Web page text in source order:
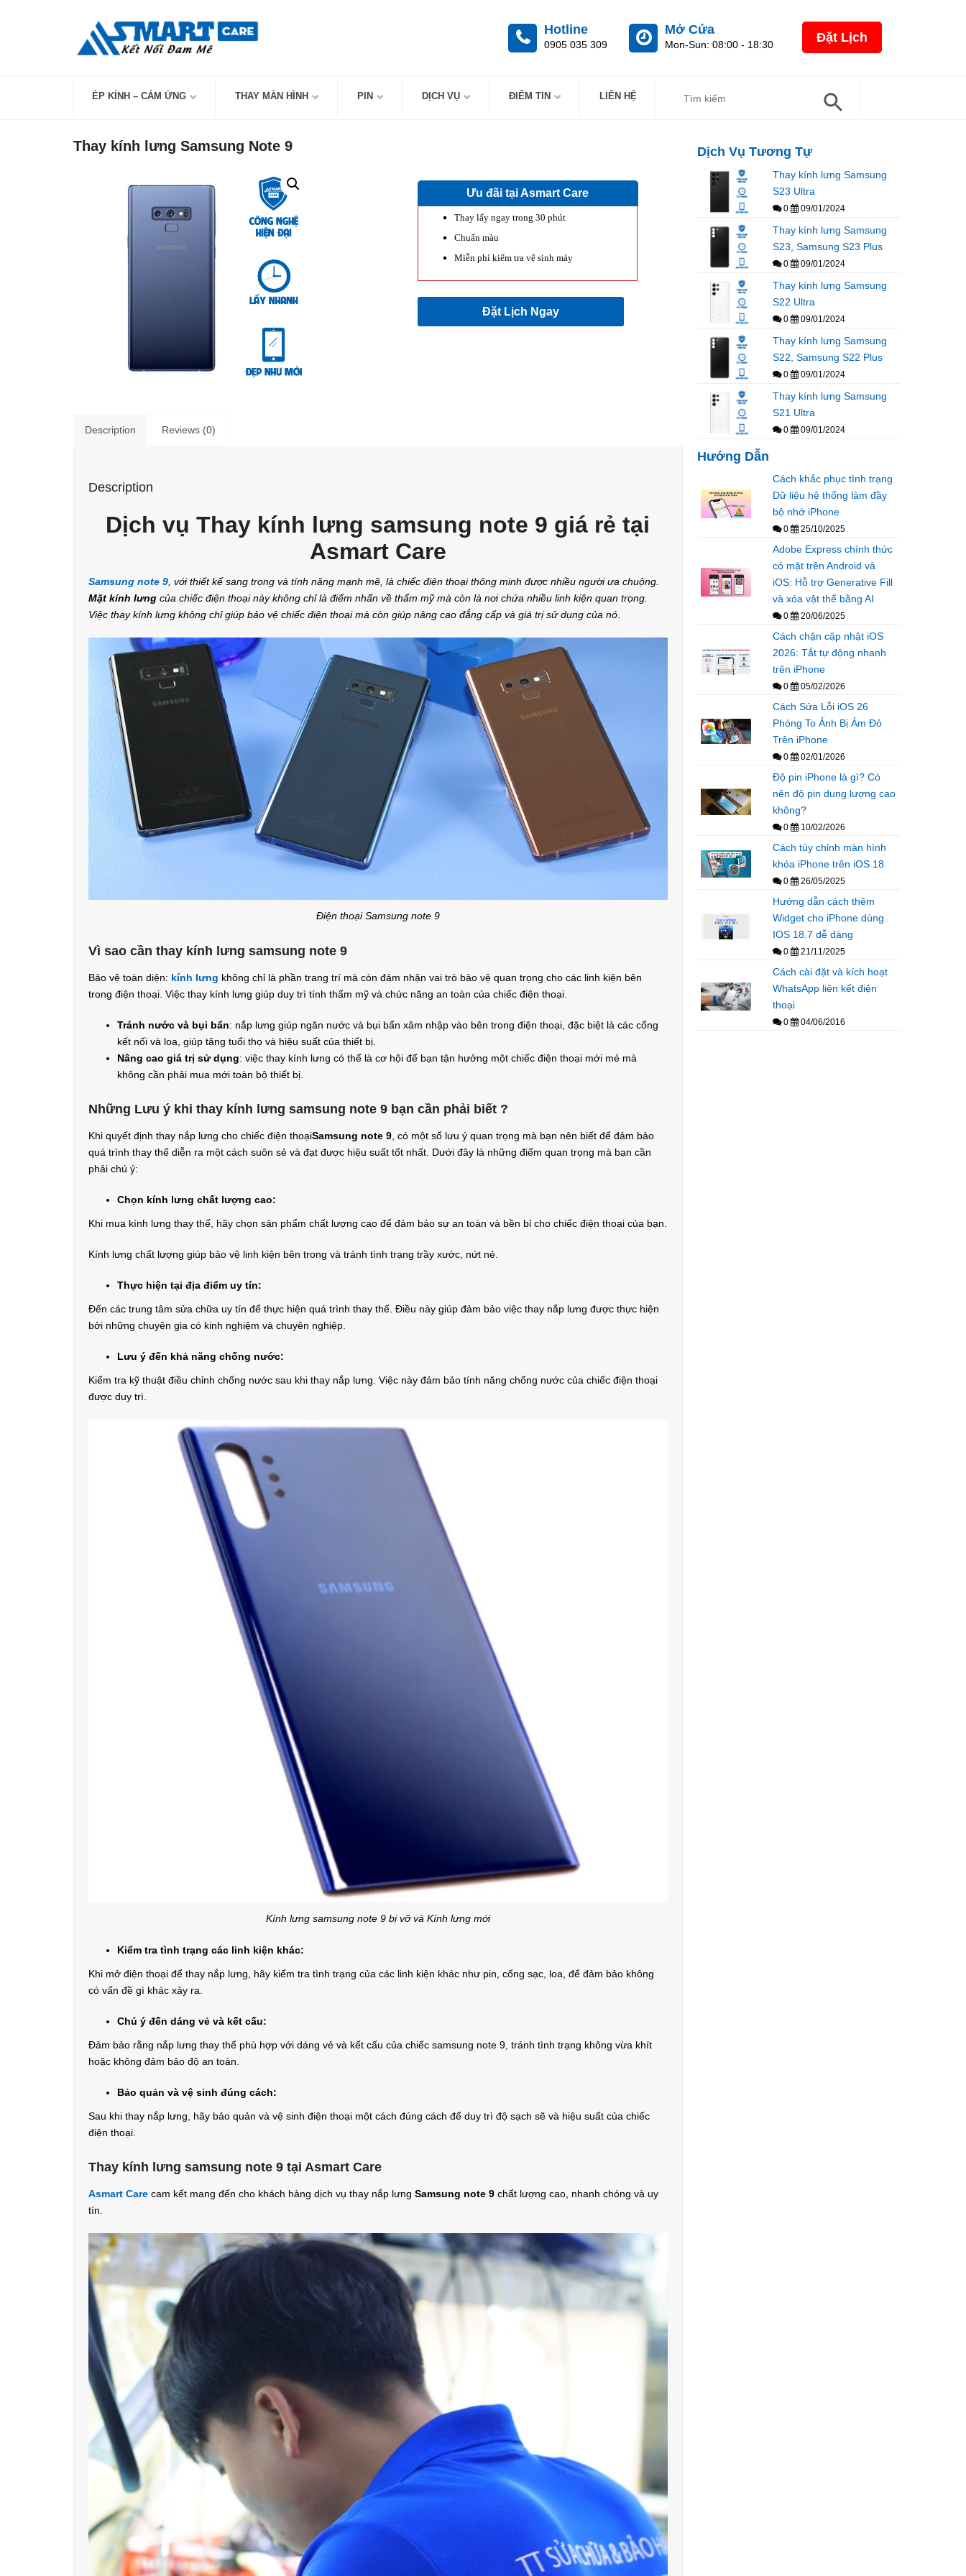
Đặt Lịch
Mở Cửa
Mon-Sun: 08:00 - 18:30
Hotline
0905 035 309
ÉP KÍNH – CẢM ỨNG THAY MÀN HÌNH PIN DỊCH VỤ ĐIỂM TIN LIÊN HỆ
For:
Thay kính lưng Samsung Note 9
Ưu đãi tại Asmart Care
Thay lấy ngay trong 30 phút
Chuẩn màu
Miễn phí kiểm tra vệ sinh máy
Đặt Lịch Ngay
Description Reviews (0)
Description
Dịch vụ Thay kính lưng samsung note 9 giá rẻ tại
Asmart Care
Samsung note 9 , với thiết kế sang trọng và tính năng mạnh mẽ, là chiếc điện thoại thông minh được nhiều người ưa chuộng.
Mặt kính lưng của chiếc điện thoại này không chỉ là điểm nhấn về thẩm mỹ mà còn là nơi chứa nhiều linh kiện quan trọng.
Việc thay kính lưng không chỉ giúp bảo vệ chiếc điện thoại mà còn giúp nâng cao đẳng cấp và giá trị sử dụng của nó
Điện thoại Samsung note 9
Vì sao cần thay kính lưng samsung note 9
Bảo vệ toàn diện: kính lưng không chỉ là phần trang trí mà còn đảm nhận vai trò bảo vệ quan trọng cho các linh kiện bên
trong điện thoại. Việc thay kính lưng giúp duy trì tính thẩm mỹ và chức năng an toàn của chiếc điện thoại.
Tránh nước và bụi bẩn: nắp lưng giúp ngăn nước và bụi bẩn xâm nhập vào bên trong điện thoại, đặc biệt là các cổng
kết nối và loa, giúp tăng tuổi thọ và hiệu suất của thiết bị.
Nâng cao giá trị sử dụng: việc thay kính lưng có thể là cơ hội để bạn tận hưởng một chiếc điện thoại mới mẻ mà
không cần phải mua mới toàn bộ thiết bị.
Những Lưu ý khi thay kính lưng samsung note 9 bạn cần phải biết ?
Khi quyết định thay nắp lưng cho chiếc điện thoạiSamsung note 9, có một số lưu ý quan trọng mà bạn nên biết để đảm bảo
quá trình thay thế diễn ra một cách suôn sẻ và đạt được hiệu suất tốt nhất. Dưới đây là những điểm quan trọng mà bạn cần
phải chú ý:
Chọn kính lưng chất lượng cao:
Khi mua kính lưng thay thế, hãy chọn sản phẩm chất lượng cao để đảm bảo sự an toàn và bền bỉ cho chiếc điện thoại của bạn.
Kính lưng chất lượng giúp bảo vệ linh kiện bên trong và tránh tình trạng trầy xước, nứt nẻ.
Thực hiện tại địa điểm uy tín:
Đến các trung tâm sửa chữa uy tín để thực hiện quá trình thay thế. Điều này giúp đảm bảo việc thay nắp lưng được thực hiện
bởi những chuyên gia có kinh nghiệm và chuyên nghiệp.
Lưu ý đến khả năng chống nước:
Kiểm tra kỹ thuật điều chỉnh chống nước sau khi thay nắp lưng. Việc này đảm bảo tính năng chống nước của chiếc điện thoại
được duy trì.
Kính lưng samsung note 9 bị vỡ và Kính lưng mới
Kiểm tra tình trạng các linh kiện khác:
Khi mở điện thoại để thay nắp lưng, hãy kiểm tra tình trạng của các linh kiện khác như pin, cổng sạc, loa, để đảm bảo không
có vấn đề gì khác xảy ra.
Chú ý đến dáng vẻ và kết cấu:
Đảm bảo rằng nắp lưng thay thế phù hợp với dáng vẻ và kết cấu của chiếc samsung note 9, tránh tình trạng không vừa khít
hoặc không đảm bảo độ an toàn.
Bảo quản và vệ sinh đúng cách:
Sau khi thay nắp lưng, hãy bảo quản và vệ sinh điện thoại một cách đúng cách để duy trì độ sạch sẽ và hiệu suất của chiếc
điện thoại.
Thay kính lưng samsung note 9 tại Asmart Care
Asmart Care cam kết mang đến cho khách hàng dịch vụ thay nắp lưng Samsung note 9 chất lượng cao, nhanh chóng và uy
tín.
Dịch Vụ Tương Tự
Thay kính lưng Samsung
S23 Ultra
0 09/01/2024
Thay kính lưng Samsung
S23, Samsung S23 Plus
0 09/01/2024
Thay kính lưng Samsung
S22 Ultra
0 09/01/2024
Thay kính lưng Samsung
S22, Samsung S22 Plus
0 09/01/2024
Thay kính lưng Samsung
S21 Ultra
0 09/01/2024
Hướng Dẫn
Cách khắc phục tình trạng
Dữ liệu hệ thống làm đầy
bộ nhớ iPhone
0 25/10/2025
Adobe Express chính thức
có mặt trên Android và
iOS: Hỗ trợ Generative Fill
và xóa vật thể bằng AI
0 20/06/2025
Cách chặn cập nhật iOS
2026: Tắt tự động nhanh
trên iPhone
0 05/02/2026
Cách Sửa Lỗi iOS 26
Phóng To Ảnh Bị Ám Đỏ
Trên iPhone
0 02/01/2026
Độ pin iPhone là gì? Có
nên độ pin dung lượng cao
không?
0 10/02/2026
Cách tùy chỉnh màn hình
khóa iPhone trên iOS 18
0 26/05/2025
Hướng dẫn cách thêm
Widget cho iPhone dùng
IOS 18.7 dễ dàng
0 21/11/2025
Cách cài đặt và kích hoạt
WhatsApp liên kết điện
thoại
0 04/06/2016